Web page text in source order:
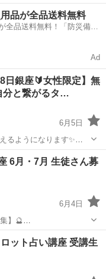
ですが、内容によって
タロット占い
品が全品送料無料
全品送料無料！「防災備蓄
Ad
日銀座🔰女性限定】無
分と繋がるタ…
6月5日
も大丈夫！ 丁寧に楽し
ださ6月・7月 生徒さん募
6月4日
】🔮
タロットは
大切なのはカ
講座
ット占い講座 受講生